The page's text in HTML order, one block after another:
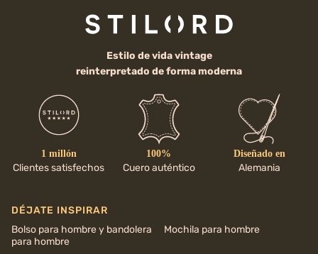
Estilo de vida vintage
reinterpretado de forma moderna
1 millón
Clientes satisfechos
100%
Cuero auténtico
Diseñado en
Alemania
DÉJATE INSPIRAR
Bolso para hombre y bandolera
para hombre
Mochila para hombre